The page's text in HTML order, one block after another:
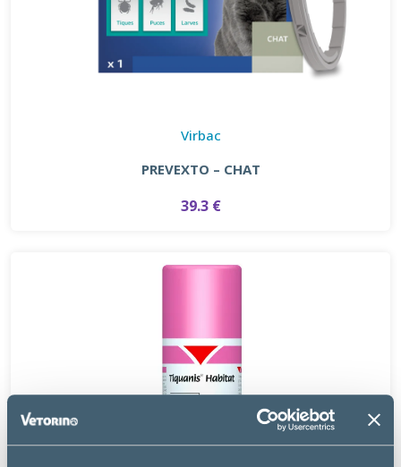
Virbac
PREVEXTO – CHAT
39.3 €